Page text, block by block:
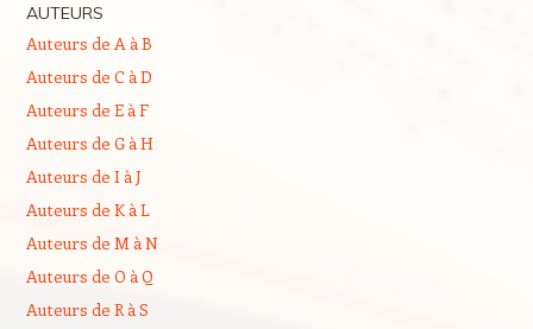
AUTEURS
Auteurs de A à B
Auteurs de C à D
Auteurs de E à F
Auteurs de G à H
Auteurs de I à J
Auteurs de K à L
Auteurs de M à N
Auteurs de O à Q
Auteurs de R à S